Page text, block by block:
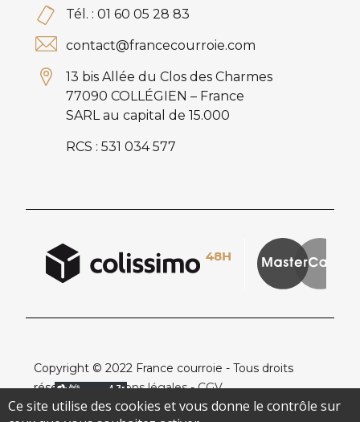
Tél. : 01 60 05 28 83
contact@francecourroie.com
13 bis Allée du Clos des Charmes
77090 COLLÉGIEN – France
SARL au capital de 15.000
RCS : 531 034 577
Copyright © 2022 France courroie - Tous droits
réservés -
Mentions légales-CGV
Ce site utilise des cookies et vous donne le contrôle sur